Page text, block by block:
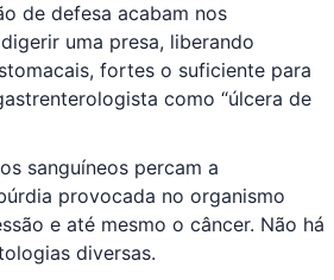
de defesa acabam nos
uma presa, liberando
fortes o suficiente para
como “úlcera de
sanguíneos percam a
provocada no organismo
e até mesmo o câncer. Não há
diversas.